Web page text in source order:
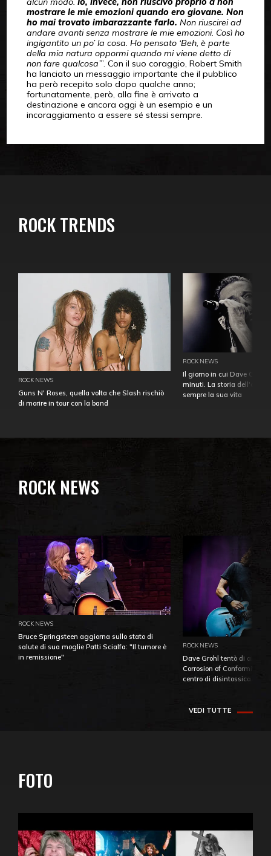
mostrare le mie emozioni quando ero giovane. Non
ho mai trovato imbarazzante farlo. Non riuscirei ad
andare avanti senza mostrare le mie emozioni. Così ho
ingigantito un po’ la cosa. Ho pensato ‘Beh, è parte
della mia natura oppormi quando mi viene detto di
non fare qualcosa’”. Con il suo coraggio, Robert Smith
ha lanciato un messaggio importante che il pubblico
ha però recepito solo dopo qualche anno;
fortunatamente, però, alla fine è arrivato a
destinazione e ancora oggi è un esempio e un
incoraggiamento a essere sé stessi sempre.
ROCK TRENDS
ROCK NEWS
Guns N' Roses, quella volta che Slash rischiò
di morire in tour con la band
ROCK NEWS
Il giorno in cui Dave
minuti. La storia
sempre la sua vita
ROCK NEWS
ROCK NEWS
Bruce Springsteen aggiorna sullo stato di
salute di sua moglie Patti Scialfa: "Il tumore è
in remissione"
ROCK NEWS
Dave Grohl tentò di
Corrosion of Conformity
centro di
VEDI TUTTE
FOTO